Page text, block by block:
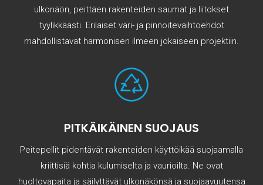
ulkonäön, peittäen rakenteiden saumat ja liitokset
tyylikkäästi. Erilaiset väri- ja pinnoitevaihtoehdot
mahdollistavat harmonisen ilmeen jokaiseen projektiin.
PITKÄIKÄINEN SUOJAUS
Peitepellit pidentävät rakenteiden käyttöikää suojaamalla
kriittisiä kohtia kulumiselta ja vaurioilta. Ne ovat
huoltovapaita ja säilyttävät ulkonäkönsä ja suojaavuutensa